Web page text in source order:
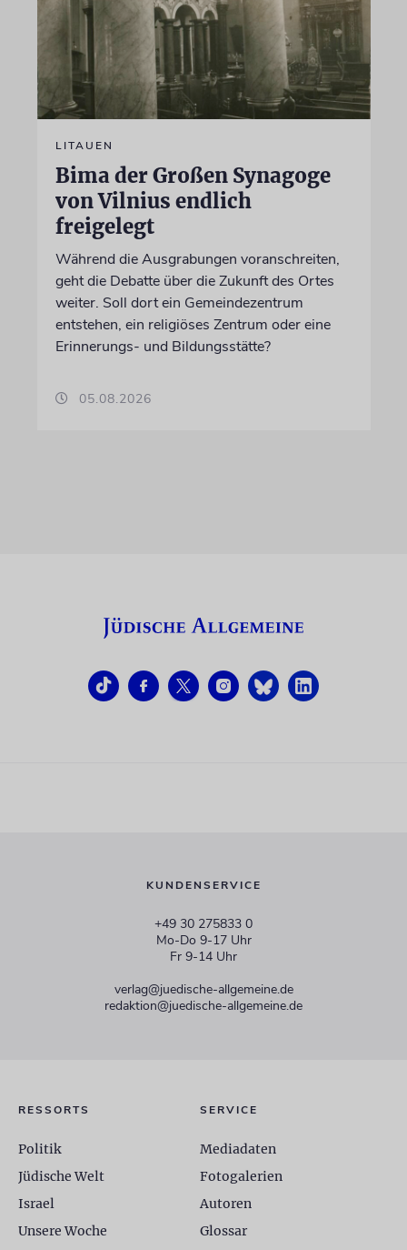
LITAUEN
Bima der Großen Synagoge
von Vilnius endlich
freigelegt
Während die Ausgrabungen voranschreiten,
geht die Debatte über die Zukunft des Ortes
weiter. Soll dort ein Gemeindezentrum
entstehen, ein religiöses Zentrum oder eine
Erinnerungs- und Bildungsstätte?
05.08.2026
KUNDENSERVICE
+49 30 275833 0
Mo-Do 9-17 Uhr
Fr 9-14 Uhr
verlag@juedische-allgemeine.de
redaktion@juedische-allgemeine.de
RESSORTS
Politik
Jüdische Welt
Israel
Unsere Woche
SERVICE
Mediadaten
Fotogalerien
Autoren
Glossar